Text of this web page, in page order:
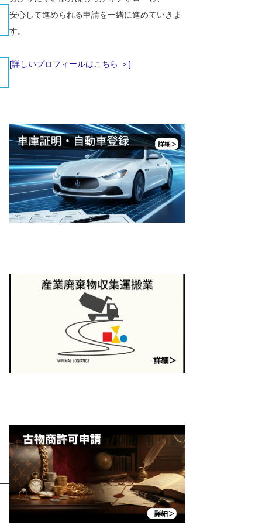
安心して進められる申請を一緒に進めていきま
す。
[詳しいプロフィールはこちら ＞]